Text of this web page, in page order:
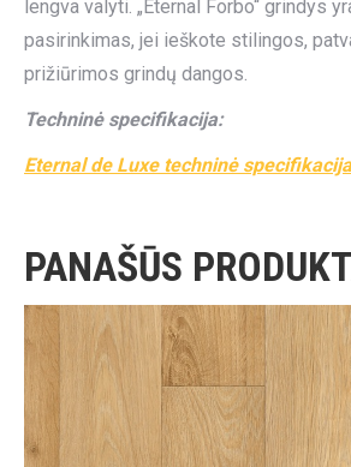
lengva valyti. „Eternal Forbo“ grindys
pasirinkimas, jei ieškote stilingos,
prižiūrimos grindų dangos.
Techninė specifikacija:
Eternal de Luxe techninė specifikacija
PANAŠŪS